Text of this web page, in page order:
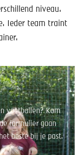
niveau.
Ieder team traint
voetballen? Kom
formulier gaan
beste bij je past.